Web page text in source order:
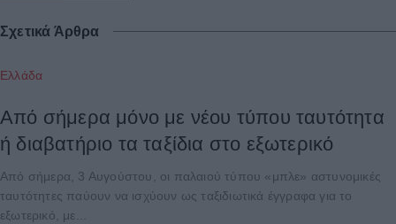
Σχετικά Άρθρα
Ελλάδα
Από σήμερα μόνο με νέου τύπου ταυτότητα
ή διαβατήριο τα ταξίδια στο εξωτερικό
Από σήμερα, 3 Αυγούστου, οι παλαιού τύπου «μπλε» αστυνομικές
ταυτότητες παύουν να ισχύουν ως ταξιδιωτικά έγγραφα για το
εξωτερικό, με...